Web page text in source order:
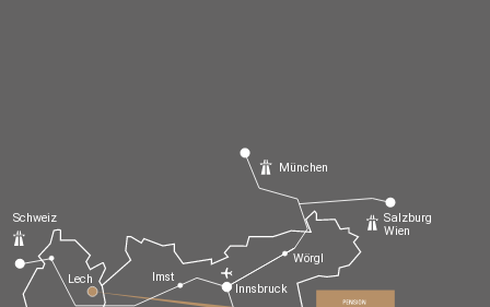
Imst
Lech
Innsbruck
Wörgl
München
Salzburg
Wien
Schweiz